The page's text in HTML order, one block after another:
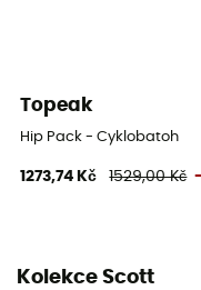
Topeak
Hip Pack - Cyklobatoh
1273,74 Kč 1529,00 Kč
Kolekce Scott